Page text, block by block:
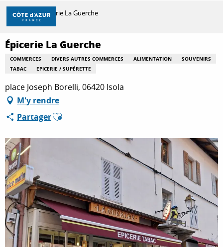
Aller
contenu
principal
DÉCOUVRIR
À FAIRE
SÉJOURNER
Accueil Épicerie La Guerche
Épicerie La Guerche
COMMERCES DIVERS AUTRES COMMERCES ALIMENTATION
SOUVENIRS
TABAC
EPICERIE / SUPÉRETTE
place Joseph Borelli, 06420 Isola
M'y rendre
PartagerAjouter aux favoris